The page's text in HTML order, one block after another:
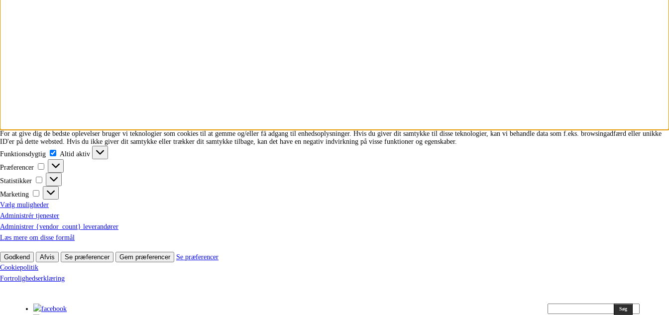
For at give dig de bedste oplevelser bruger vi teknologier som cookies til at gemme og/eller få adgang til enhedsoplysninger. Hvis du giver dit samtykke til disse teknologier, kan vi behandle data som f.eks. browsingadfærd eller unikke
ID'er på dette websted. Hvis du ikke giver dit samtykke eller trækker dit samtykke tilbage, kan det have en negativ indvirkning på visse funktioner og egenskaber.
Funktionsdygtig
Funktionsdygtig
Altid aktiv
Præferencer
Præferencer
Statistikker
Statistikker
Marketing
Marketing
Vælg muligheder
Administrér tjenester
Administrer {vendor_count} leverandører
Læs mere om disse formål
Godkend Afvis Se præferencer Gem præferencer
Se præferencer
Cookiepolitik
Fortrolighedserklæring
Søg